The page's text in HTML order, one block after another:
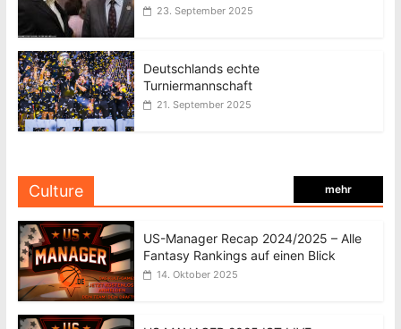
23. September 2025
Deutschlands echte
Turniermannschaft
21. September 2025
Culture mehr
US-Manager Recap 2024/2025 – Alle
Fantasy Rankings auf einen Blick
14. Oktober 2025